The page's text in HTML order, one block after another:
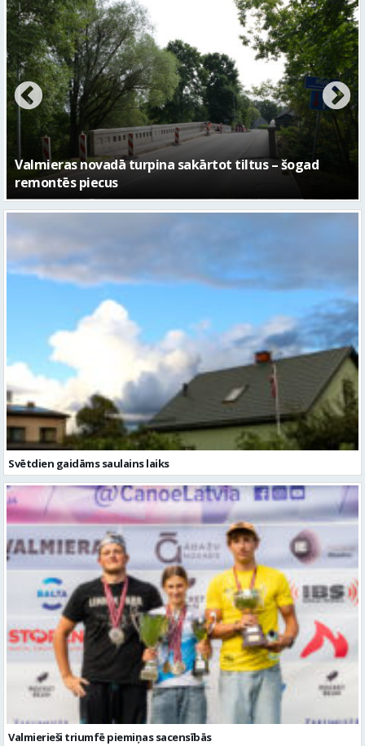
No pagaidu teātra līdz laikmetīgās kultūras centram
– kā attīstīsies “Kurtuve”
Svētdien gaidāms saulains laiks
Valmierieši triumfē piemiņas sacensībās